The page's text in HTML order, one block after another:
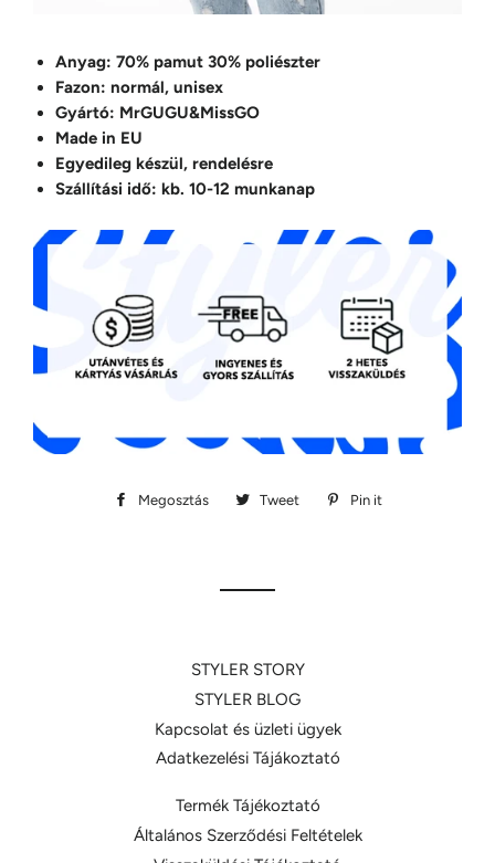
Anyag: 70% pamut 30% poliészter
Fazon: normál, unisex
Gyártó: MrGUGU&MissGO
Made in EU
Egyedileg készül, rendelésre
Szállítási idő: kb. 10-12 munkanap
Megosztás
Megosztás
Tweet
Megosztás
Pin it
STYLER STORY
STYLER BLOG
Kapcsolat és üzleti ügyek
Adatkezelési Tájákoztató
Termék Tájékoztató
Általános Szerződési Feltételek